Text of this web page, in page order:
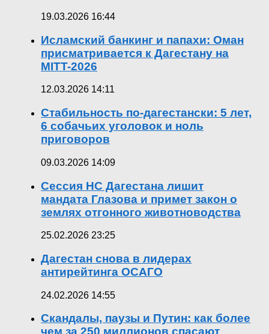
19.03.2026 16:44
Исламский банкинг и папахи: Оман
присматривается к Дагестану на
MITT-2026
12.03.2026 14:11
Стабильность по-дагестански: 5 лет,
6 собачьих уголовок и ноль
приговоров
09.03.2026 14:09
Сессия НС Дагестана лишит
мандата Глазова и примет закон о
землях отгонного животноводства
25.02.2026 23:25
Дагестан снова в лидерах
антирейтинга ОСАГО
24.02.2026 14:55
Скандалы, паузы и Путин: как более